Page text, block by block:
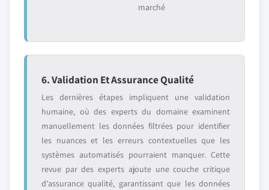
marché
6. Validation Et Assurance Qualité
Les dernières étapes impliquent une validation
humaine, où des experts du domaine examinent
manuellement les données filtrées pour identifier
les nuances et les erreurs contextuelles que les
systèmes automatisés pourraient manquer. Cette
revue par des experts ajoute une couche critique
d'assurance qualité, garantissant que les données